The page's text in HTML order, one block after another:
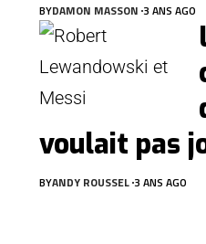
BYDAMON MASSON 3 ANS AGO
voulait pas
BYANDY ROUSSEL 3 ANS AGO